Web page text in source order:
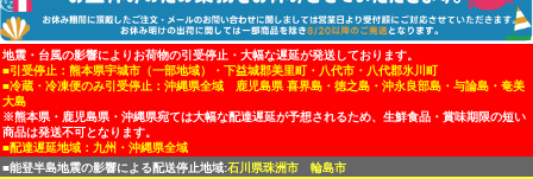
地震・台風の影響によりお荷物の引受停止・大幅な遅延が発送しております。
■引受停止：熊本県宇城市（一部地域）・下益城郡美里町・八代市・八代郡氷川町
■冷蔵・冷凍便のみ引受停止：沖縄県全域 鹿児島県 喜界島・徳之島・沖永良部島・与論島・奄美
大島
※熊本県・鹿児島県・沖縄県宛ては大幅な配達遅延が予想されるため、生鮮食品・賞味期限の短い
商品は発送不可となります。
■配達遅延地域：九州・沖縄県全域
■能登半島地震の影響による配送停止地域:石川県珠洲市 輪島市